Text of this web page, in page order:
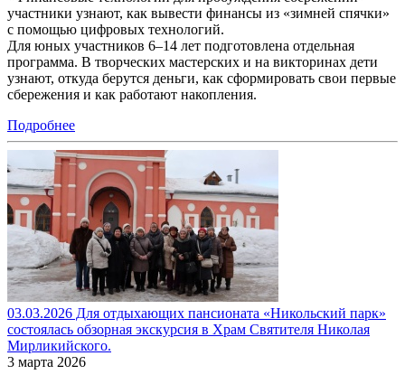
участники узнают, как вывести финансы из «зимней спячки»
с помощью цифровых технологий.
Для юных участников 6–14 лет подготовлена отдельная
программа. В творческих мастерских и на викторинах дети
узнают, откуда берутся деньги, как сформировать свои первые
сбережения и как работают накопления.
Подробнее
03.03.2026 Для отдыхающих пансионата «Никольский парк»
состоялась обзорная экскурсия в Храм Святителя Николая
Мирликийского.
3 марта 2026